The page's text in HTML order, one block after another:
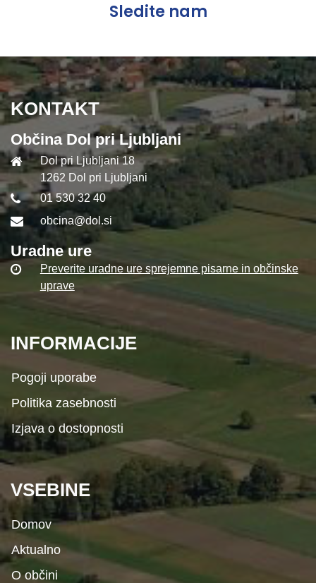
Sledite nam
KONTAKT
Občina Dol pri Ljubljani
Dol pri Ljubljani 18
1262 Dol pri Ljubljani
01 530 32 40
obcina@dol.si
Uradne ure
Preverite uradne ure sprejemne pisarne in občinske
uprave
INFORMACIJE
Pogoji uporabe
Politika zasebnosti
Izjava o dostopnosti
VSEBINE
Domov
Aktualno
O občini